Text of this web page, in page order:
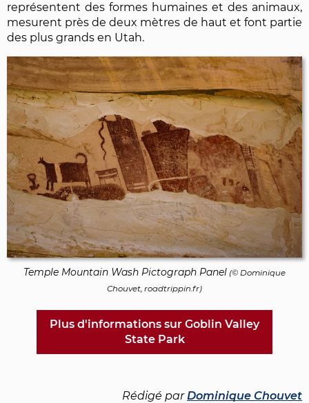
représentent des formes humaines et des animaux,
mesurent près de deux mètres de haut et font partie
des plus grands en Utah.
Temple Mountain Wash Pictograph Panel (© Dominique
Chouvet, roadtrippin.fr)
Plus d'informations sur Goblin Valley
State Park
Rédigé parDominique Chouvet